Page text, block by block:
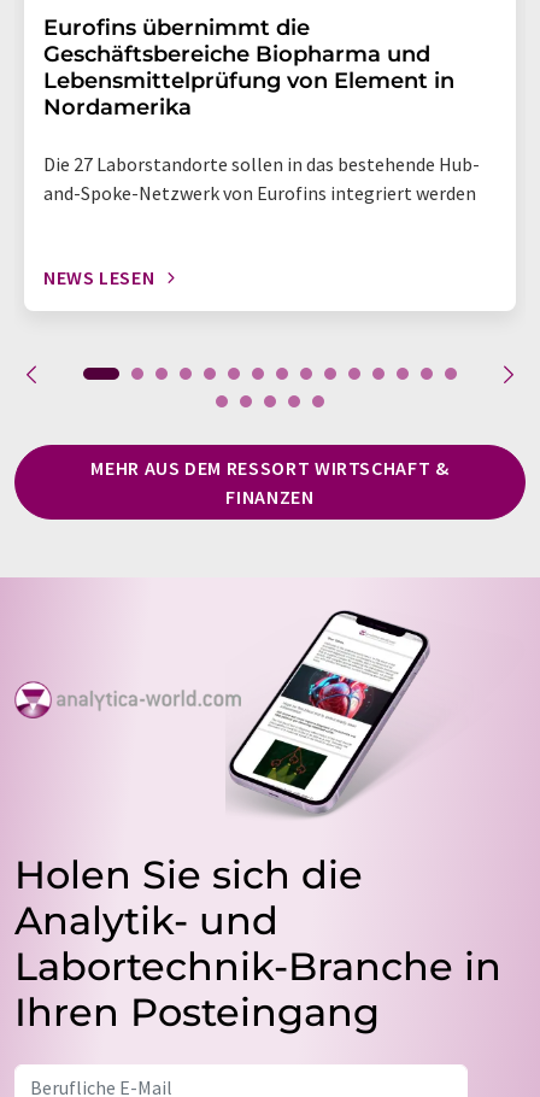
Eurofins übernimmt die
Geschäftsbereiche Biopharma und
Lebensmittelprüfung von Element in
Nordamerika
Die 27 Laborstandorte sollen in das bestehende Hub-
and-Spoke-Netzwerk von Eurofins integriert werden
NEWS LESEN
MEHR AUS DEM RESSORT WIRTSCHAFT &
FINANZEN
Holen Sie sich die
Analytik- und
Labortechnik-Branche in
Ihren Posteingang